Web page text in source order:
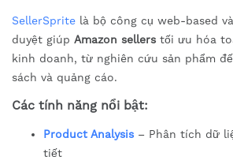
SellerSprite là bộ công cụ web-based
duyệt giúp Amazon sellers tối ưu hóa
kinh doanh, từ nghiên cứu sản phẩm
sách và quảng cáo.
Các tính năng nổi bật:
Product Analysis – Phân tích dữ
tiết